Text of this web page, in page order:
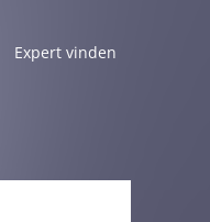
Expert vinden